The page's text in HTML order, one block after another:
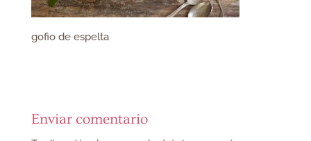
gofio de espelta
Enviar comentario